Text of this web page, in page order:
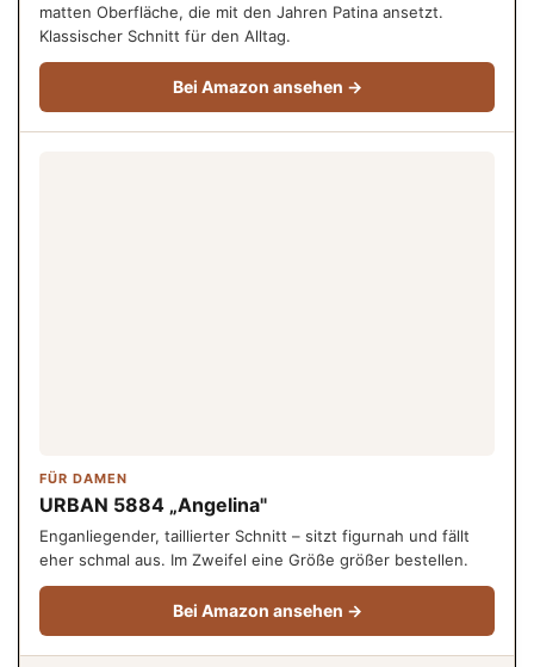
matten Oberfläche, die mit den Jahren Patina ansetzt.
Klassischer Schnitt für den Alltag.
Bei Amazon ansehen →
FÜR DAMEN
URBAN 5884 „Angelina"
Enganliegender, taillierter Schnitt – sitzt figurnah und fällt
eher schmal aus. Im Zweifel eine Größe größer bestellen.
Bei Amazon ansehen →